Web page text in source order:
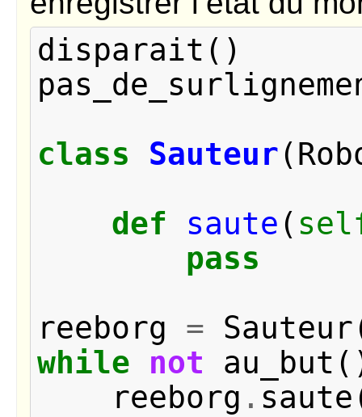
disparait ()
class
Sauteur (
def
saute (
pass
reeborg
= Sauteur
while
not au_but
reeborg . saute